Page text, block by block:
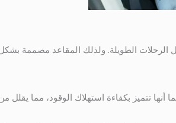
الرحلات الطويلة. ولذلك المقاعد مصممة
تتميز بكفاءة استهلاك الوقود، مما يقلل